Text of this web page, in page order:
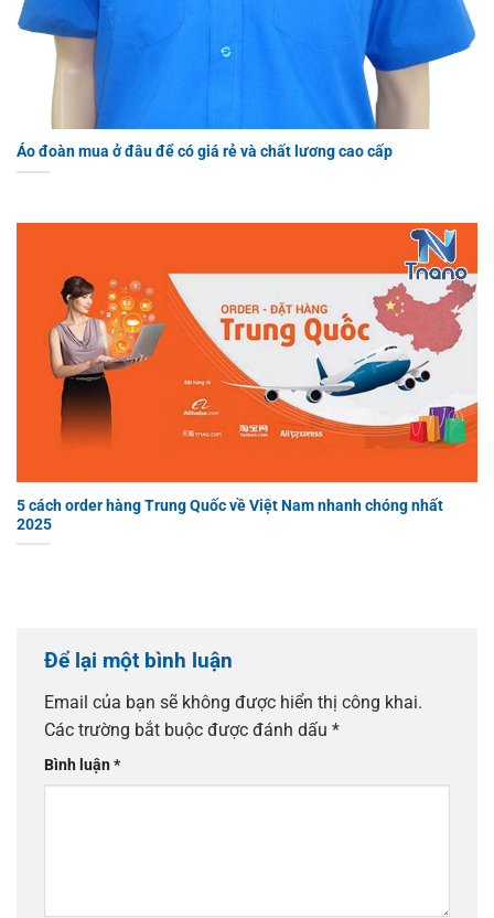
Áo đoàn mua ở đâu để có giá rẻ và chất lương cao cấp
5 cách order hàng Trung Quốc về Việt Nam nhanh chóng nhất
2025
Để lại một bình luận
Email của bạn sẽ không được hiển thị công khai.
Các trường bắt buộc được đánh dấu *
Bình luận*